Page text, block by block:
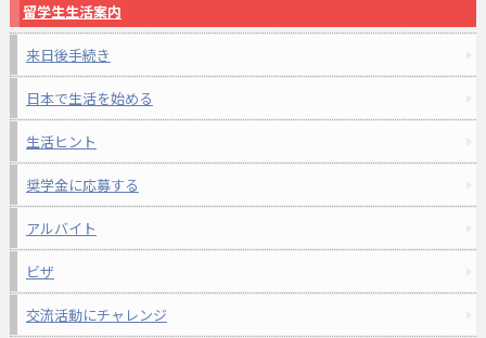
留学生生活案内
来日後手続き
日本で生活を始める
生活ヒント
奨学金に応募する
アルバイト
ビザ
交流活動にチャレンジ